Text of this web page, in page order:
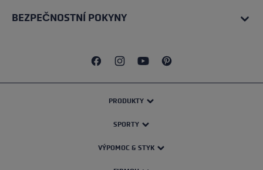
BEZPEČNOSTNÍ POKYNY
PRODUKTY
SPORTY
VÝPOMOC & STYK